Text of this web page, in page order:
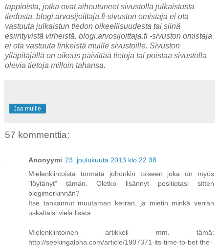
tappioista, jotka ovat aiheutuneet sivustolla julkaistusta
tiedosta. blogi.arvosijoittaja.fi-sivuston omistaja ei ota
vastuuta julkaistun tiedon oikeellisuudesta tai siinä
esiintyvistä virheistä. blogi.arvosijoittaja.fi -sivuston omistaja
ei ota vastuuta linkeistä muille sivustoille. Sivuston
ylläpitäjällä on oikeus päivittää tietoja tai poistaa sivustolla
olevia tietoja milloin tahansa.
Jaa muille
57 kommenttia:
Anonyymi 23. joulukuuta 2013 klo 22.38
Mielenkiintoista törmätä johonkin toiseen joka on myös
"löytänyt" tämän. Oletko lisännyt positiotasi sitten
blogimerkinnän?
Itse tankannut muutaman kerran, ja mietin minkä verran
uskaltaisi vielä lisätä.
Mielenkiintoinen artikkeli mm. tämä:
http://seekingalpha.com/article/1907371-its-time-to-bet-the-